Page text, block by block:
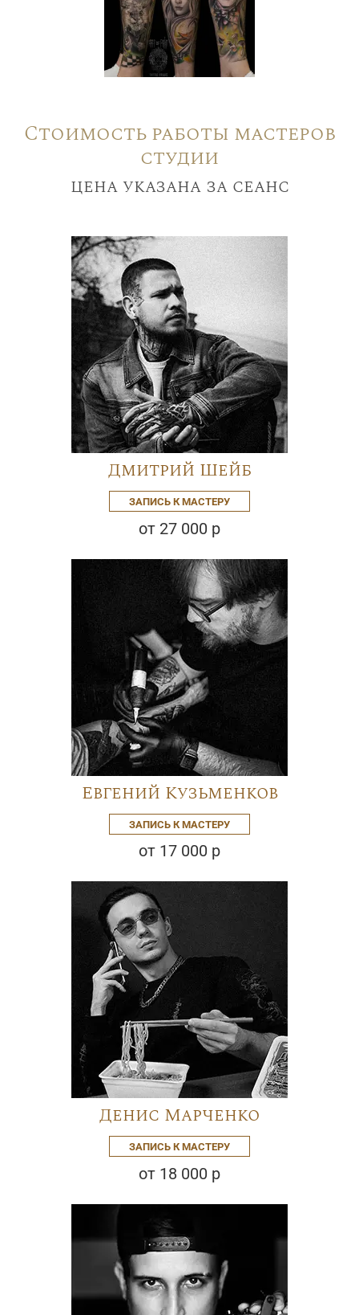
Стоимость работы мастеров
студии
цена указана за сеанс
Дмитрий Шейб
ЗАПИСЬ К МАСТЕРУ
от 27 000 р
Евгений Кузьменков
ЗАПИСЬ К МАСТЕРУ
от 17 000 р
Денис Марченко
ЗАПИСЬ К МАСТЕРУ
от 18 000 р